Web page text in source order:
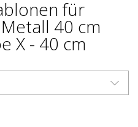
für
40 cm
X - 40 cm